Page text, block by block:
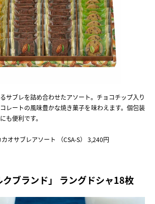
サブレを詰め合わせたアソート。チョコチップ入り
レートの風味豊かな焼き菓子を味わえます。個包装
も便利です。
オサブレアソート （CSA-S） 3,240円
ブランド」 ラングドシャ18枚